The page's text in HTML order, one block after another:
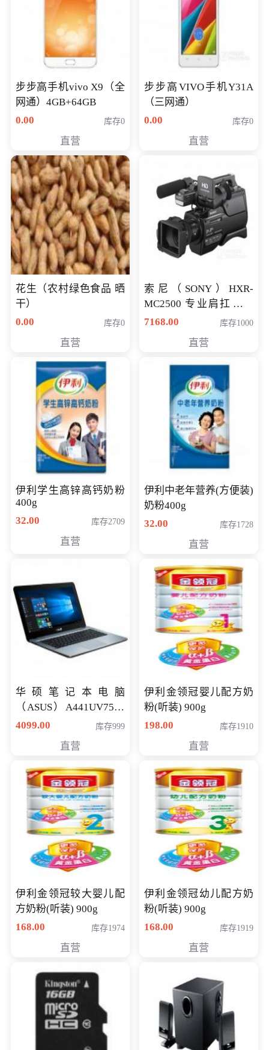
步步高手机vivo X9（全
网通）4GB+64GB
0.00
库存0
直营
步步高VIVO手机Y31A
（三网通）
0.00
库存0
直营
花生（农村绿色食品 晒
干）
0.00
库存0
直营
索尼（SONY）HXR-
MC2500 专业肩扛式存
储卡全高清摄录一体机
清入门级摄像机
7168.00 库存1000
直营
伊利学生高锌高钙奶粉
400g
32.00
库存2709
直营
伊利中老年营养(方便装)
奶粉400g
32.00
库存1728
直营
华硕笔记本电脑
（ASUS）A441UV7500
顽石（7代i7-7500U 4G
4099.00 库存999
直营
伊利金领冠婴儿配方奶
粉(听装) 900g
198.00
库存1910
直营
伊利金领冠较大婴儿配
方奶粉(听装) 900g
168.00
库存1974
直营
伊利金领冠幼儿配方奶
粉(听装) 900g
168.00
库存1919
直营